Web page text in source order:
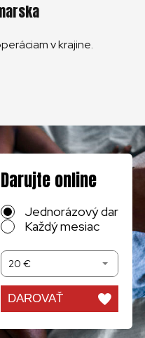
v krajine.
Darujte online
Jednorázový dar
Každý mesiac
20 €
DAROVAŤ